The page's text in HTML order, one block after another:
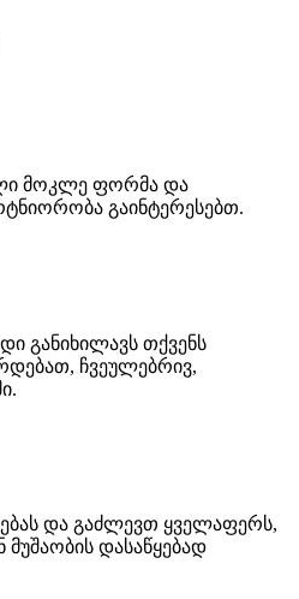
მოკლე ფორმა და
გაინტერესებთ.
განიხილავს თქვენს
ჩვეულებრივ,
და გაძლევთ ყველაფერს,
მუშაობის დასაწყებად